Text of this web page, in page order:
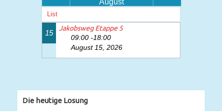
August
List
15
Jakobsweg Etappe 5
09:00 -18:00
August 15, 2026
Die heutige Losung